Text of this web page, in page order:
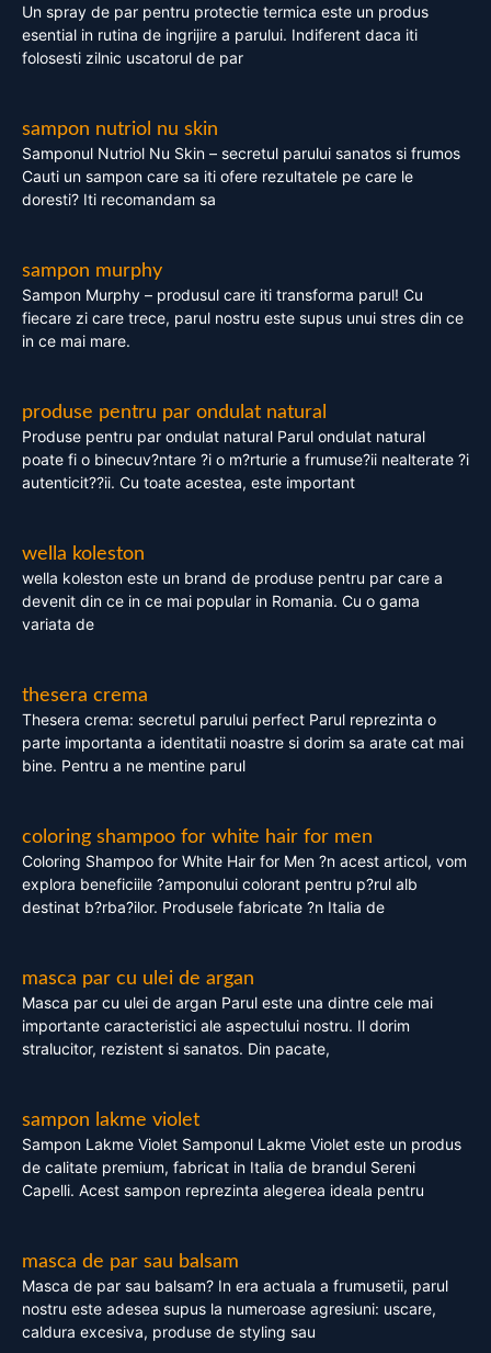
Un spray de par pentru protectie termica este un produs
esential in rutina de ingrijire a parului. Indiferent daca iti
folosesti zilnic uscatorul de par
sampon nutriol nu skin
Samponul Nutriol Nu Skin – secretul parului sanatos si frumos
Cauti un sampon care sa iti ofere rezultatele pe care le
doresti? Iti recomandam sa
sampon murphy
Sampon Murphy – produsul care iti transforma parul! Cu
fiecare zi care trece, parul nostru este supus unui stres din ce
in ce mai mare.
produse pentru par ondulat natural
Produse pentru par ondulat natural Parul ondulat natural
poate fi o binecuv?ntare ?i o m?rturie a frumuse?ii nealterate ?i
autenticit??ii. Cu toate acestea, este important
wella koleston
wella koleston este un brand de produse pentru par care a
devenit din ce in ce mai popular in Romania. Cu o gama
variata de
thesera crema
Thesera crema: secretul parului perfect Parul reprezinta o
parte importanta a identitatii noastre si dorim sa arate cat mai
bine. Pentru a ne mentine parul
coloring shampoo for white hair for men
Coloring Shampoo for White Hair for Men ?n acest articol, vom
explora beneficiile ?amponului colorant pentru p?rul alb
destinat b?rba?ilor. Produsele fabricate ?n Italia de
masca par cu ulei de argan
Masca par cu ulei de argan Parul este una dintre cele mai
importante caracteristici ale aspectului nostru. Il dorim
stralucitor, rezistent si sanatos. Din pacate,
sampon lakme violet
Sampon Lakme Violet Samponul Lakme Violet este un produs
de calitate premium, fabricat in Italia de brandul Sereni
Capelli. Acest sampon reprezinta alegerea ideala pentru
masca de par sau balsam
Masca de par sau balsam? In era actuala a frumusetii, parul
nostru este adesea supus la numeroase agresiuni: uscare,
caldura excesiva, produse de styling sau